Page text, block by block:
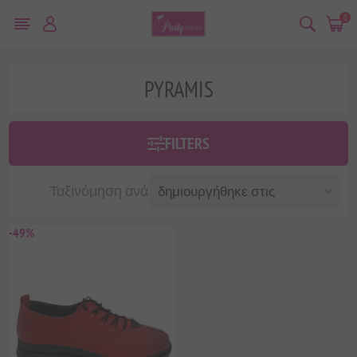
0
PYRAMIS
FILTERS
Ταξινόμηση ανά
-49%